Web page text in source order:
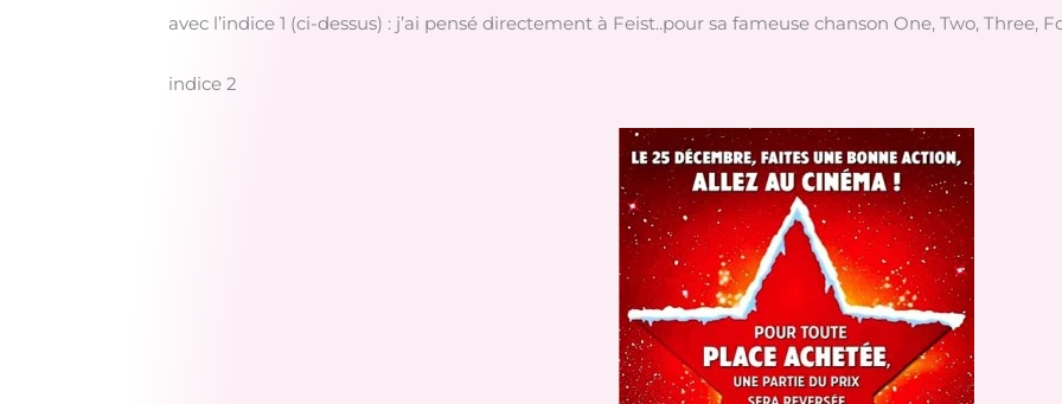
avec l’indice 1 (ci-dessus) : j’ai pensé directement à Feist..pour sa fameuse chanson One, Two, Three,
indice 2